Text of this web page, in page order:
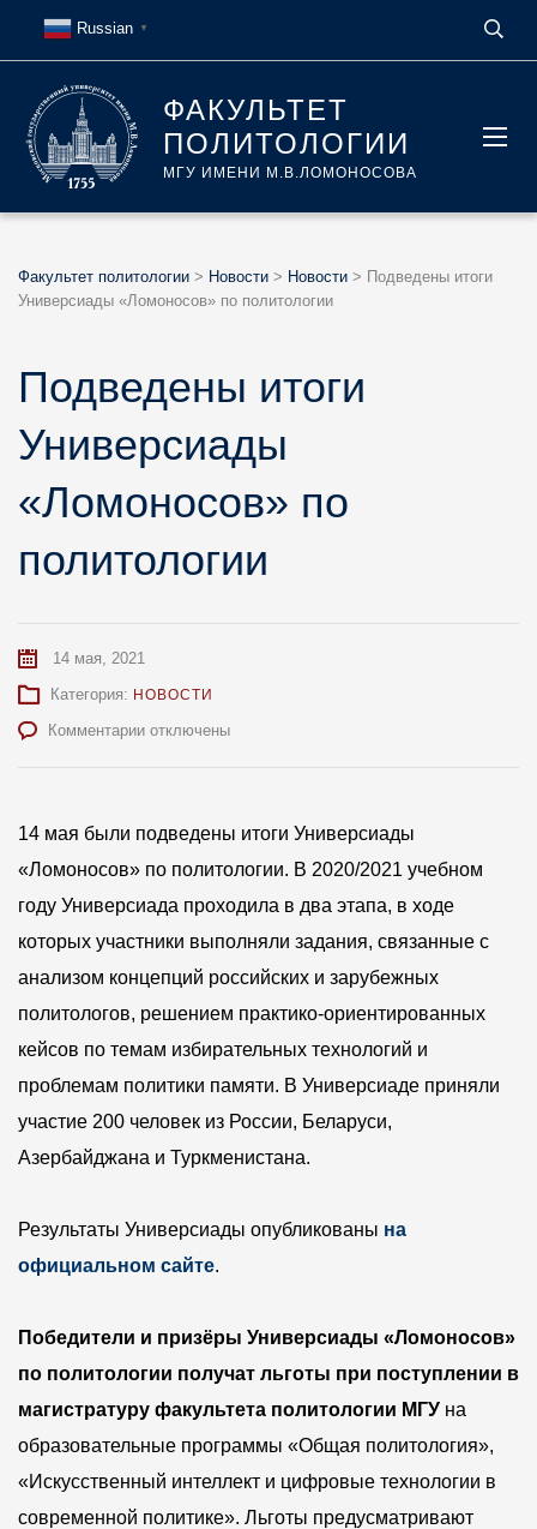
ФАКУЛЬТЕТ
ПОЛИТОЛОГИИ
МГУ ИМЕНИ М.В.ЛОМОНОСОВА
Факультет политологии > Новости > Новости > Подведены итоги
Универсиады «Ломоносов» по политологии
Подведены итоги
Универсиады
«Ломоносов» по
политологии
14 мая, 2021
Категория: НОВОСТИ
Комментариик
Универсиады
«Ломоносов»
по
политологии
отключены
14 мая были подведены итоги Универсиады
«Ломоносов» по политологии. В 2020/2021 учебном
году Универсиада проходила в два этапа, в ходе
которых участники выполняли задания, связанные с
анализом концепций российских и зарубежных
политологов, решением практико-ориентированных
кейсов по темам избирательных технологий и
проблемам политики памяти. В Универсиаде приняли
участие 200 человек из России, Беларуси,
Азербайджана и Туркменистана.
Результаты Универсиады опубликованы на
официальном сайте.
Победители и призёры Универсиады «Ломоносов»
по политологии получат льготы при поступлении в
магистратуру факультета политологии МГУ на
образовательные программы «Общая политология»,
«Искусственный интеллект и цифровые технологии в
современной политике». Льготы предусматривают
Russian ▼